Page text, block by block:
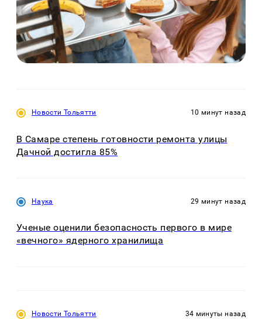
Новости Тольятти 10 минут назад
В Самаре степень готовности ремонта улицы
Дачной достигла 85%
Наука 29 минут назад
Ученые оценили безопасность первого в мире
«вечного» ядерного хранилища
Новости Тольятти 34 минуты назад